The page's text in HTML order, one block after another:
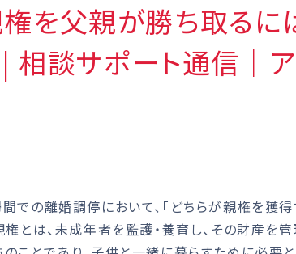
を父親が勝ち取るに
相談サポート通信｜
の離婚調停において、「どちらが親権を獲得
権とは、未成年者を監護・養育し、その財産を